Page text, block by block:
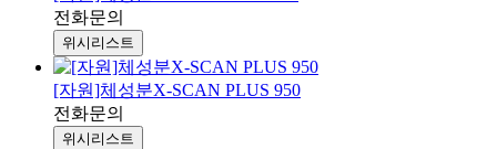
전화문의
위시리스트
[자원]체성분X-SCAN PLUS 950
전화문의
위시리스트